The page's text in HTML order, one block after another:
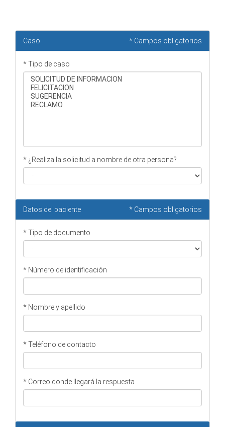
Caso * Campos obligatorios
* Tipo de caso
* ¿Realiza la solicitud a nombre de otra persona?
Datos del paciente * Campos obligatorios
* Tipo de documento
* Número de identificación
* Nombre y apellido
* Teléfono de contacto
* Correo donde llegará la respuesta